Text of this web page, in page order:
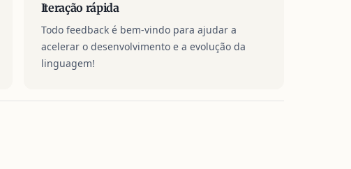
Iteração rápida
Todo feedback é bem-vindo para ajudar a
acelerar o desenvolvimento e a evolução da
linguagem!